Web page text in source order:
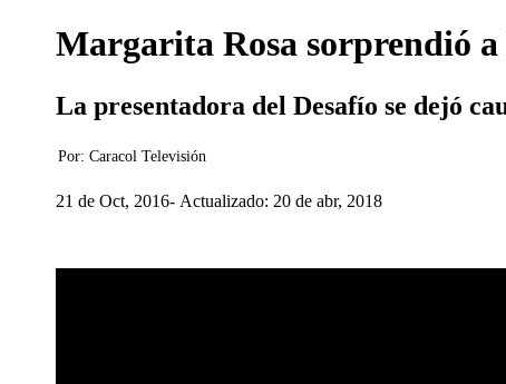
Margarita Rosa sorprendió
La presentadora del Desafío se dejó
Por: Caracol Televisión
21 de Oct, 2016 Actualizado: 20 de abr, 2018